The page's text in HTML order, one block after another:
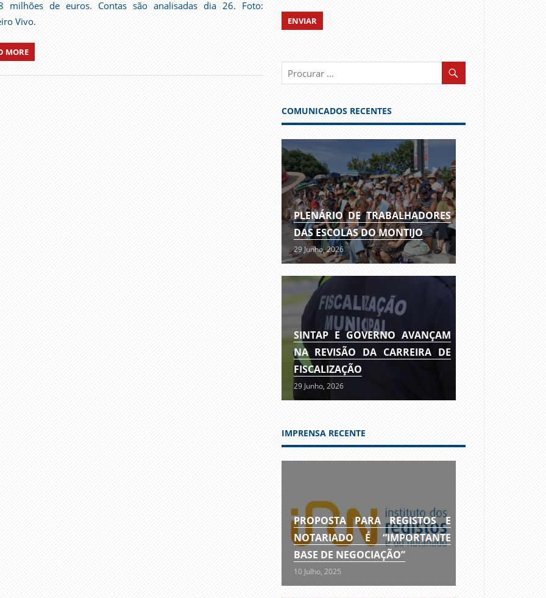
milhões de euros. Contas são analisadas dia 26. Foto:
Vivo.
MORE
COMUNICADOS RECENTES
PLENÁRIO DE TRABALHADORES
DAS ESCOLAS DO MONTIJO
29 Junho, 2026
SINTAP E GOVERNO AVANÇAM
NA REVISÃO DA CARREIRA DE
FISCALIZAÇÃO
29 Junho, 2026
IMPRENSA RECENTE
PROPOSTA PARA REGISTOS E
NOTARIADO É “IMPORTANTE
BASE DE NEGOCIAÇÃO”
10 Julho, 2025